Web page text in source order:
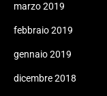
marzo 2019
febbraio 2019
gennaio 2019
dicembre 2018